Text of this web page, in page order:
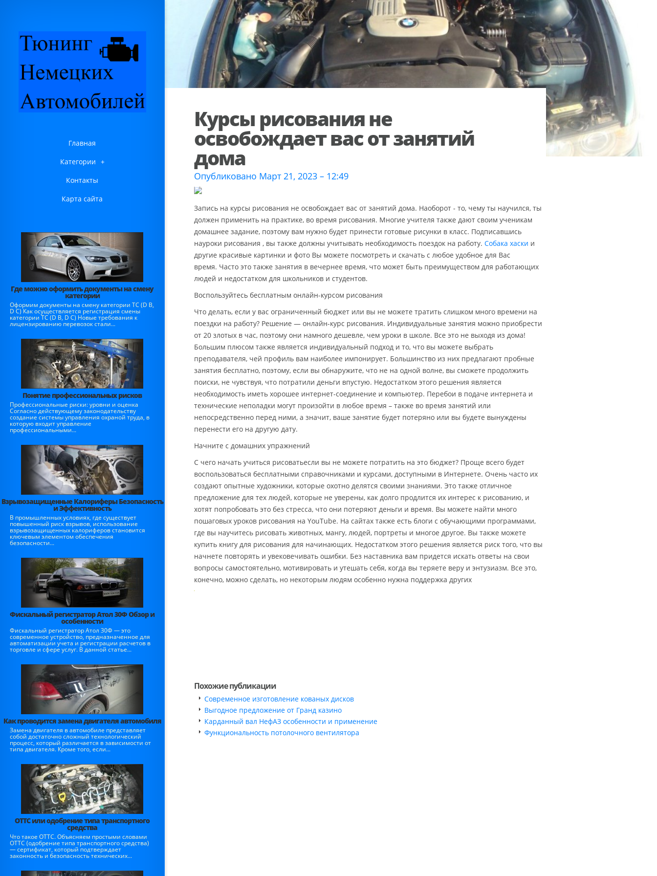
Главная
Категории +
Контакты
Карта сайта
Где можно оформить документы на смену
категории
Оформим документы на смену категории ТС (D B,
D C) Как осуществляется регистрация смены
категории ТС (D B, D C) Новые требования к
лицензированию перевозок стали...
Понятие профессиональных рисков
Профессиональные риски: уровни и оценка
Согласно действующему законодательству
создание системы управления охраной труда, в
которую входит управление
профессиональными...
Взрывозащищенные Калориферы Безопасность
и Эффективность
В промышленных условиях, где существует
повышенный риск взрывов, использование
взрывозащищенных калориферов становится
ключевым элементом обеспечения
безопасности...
Фискальный регистратор Атол 30Ф Обзор и
особенности
Фискальный регистратор Атол 30Ф — это
современное устройство, предназначенное для
автоматизации учета и регистрации расчетов в
торговле и сфере услуг. В данной статье...
Как проводится замена двигателя автомобиля
Замена двигателя в автомобиле представляет
собой достаточно сложный технологический
процесс, который различается в зависимости от
типа двигателя. Кроме того, если...
ОТТС или одобрение типа транспортного
средства
Что такое ОТТС. Объясняем простыми словами
ОТТС (одобрение типа транспортного средства)
— сертификат, который подтверждает
законность и безопасность технических...
Курсы рисования не
освобождает вас от занятий
дома
Опубликовано Март 21, 2023 – 12:49
Запись на курсы рисования не освобождает вас от занятий дома. Наоборот - то, чему ты научился, ты
должен применить на практике, во время рисования. Многие учителя также дают своим ученикам
домашнее задание, поэтому вам нужно будет принести готовые рисунки в класс. Подписавшись
науроки рисования , вы также должны учитывать необходимость поездок на работу. Собака хаски и
другие красивые картинки и фото Вы можете посмотреть и скачать с любое удобное для Вас
время. Часто это также занятия в вечернее время, что может быть преимуществом для работающих
людей и недостатком для школьников и студентов.
Воспользуйтесь бесплатным онлайн-курсом рисования
Что делать, если у вас ограниченный бюджет или вы не можете тратить слишком много времени на
поездки на работу? Решение — онлайн-курс рисования. Индивидуальные занятия можно приобрести
от 20 злотых в час, поэтому они намного дешевле, чем уроки в школе. Все это не выходя из дома!
Большим плюсом также является индивидуальный подход и то, что вы можете выбрать
преподавателя, чей профиль вам наиболее импонирует. Большинство из них предлагают пробные
занятия бесплатно, поэтому, если вы обнаружите, что не на одной волне, вы сможете продолжить
поиски, не чувствуя, что потратили деньги впустую. Недостатком этого решения является
необходимость иметь хорошее интернет-соединение и компьютер. Перебои в подаче интернета и
технические неполадки могут произойти в любое время – также во время занятий или
непосредственно перед ними, а значит, ваше занятие будет потеряно или вы будете вынуждены
перенести его на другую дату.
Начните с домашних упражнений
С чего начать учиться рисоватьесли вы не можете потратить на это бюджет? Проще всего будет
воспользоваться бесплатными справочниками и курсами, доступными в Интернете. Очень часто их
создают опытные художники, которые охотно делятся своими знаниями. Это также отличное
предложение для тех людей, которые не уверены, как долго продлится их интерес к рисованию, и
хотят попробовать это без стресса, что они потеряют деньги и время. Вы можете найти много
пошаговых уроков рисования на YouTube. На сайтах также есть блоги с обучающими программами,
где вы научитесь рисовать животных, мангу, людей, портреты и многое другое. Вы также можете
купить книгу для рисования для начинающих. Недостатком этого решения является риск того, что вы
начнете повторять и увековечивать ошибки. Без наставника вам придется искать ответы на свои
вопросы самостоятельно, мотивировать и утешать себя, когда вы теряете веру и энтузиазм. Все это,
конечно, можно сделать, но некоторым людям особенно нужна поддержка других
Похожие публикации
Современное изготовление кованых дисков
Выгодное предложение от Гранд казино
Карданный вал НефАЗ особенности и применение
Функциональность потолочного вентилятора